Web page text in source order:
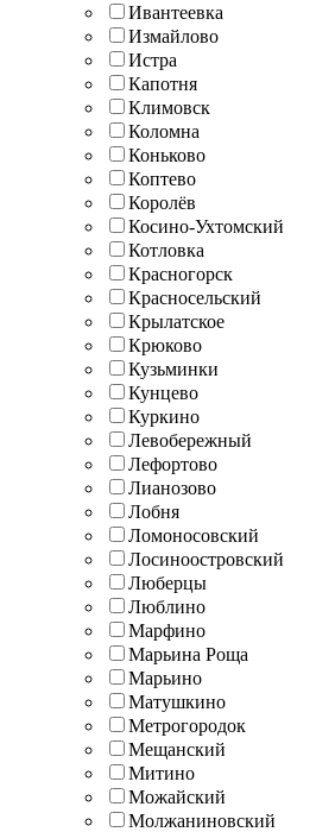
Ивантеевка
Измайлово
Истра
Капотня
Климовск
Коломна
Коньково
Коптево
Королёв
Косино-Ухтомский
Котловка
Красногорск
Красносельский
Крылатское
Крюково
Кузьминки
Кунцево
Куркино
Левобережный
Лефортово
Лианозово
Лобня
Ломоносовский
Лосиноостровский
Люберцы
Люблино
Марфино
Марьина Роща
Марьино
Матушкино
Метрогородок
Мещанский
Митино
Можайский
Молжаниновский